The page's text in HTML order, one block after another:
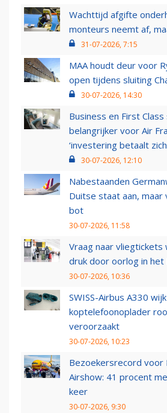
Wachttijd afgifte
monteurs neemt af,
31-07-2026, 7:15
MAA houdt deur voor
open tijdens sluiting
30-07-2026, 14:30
Business en First
belangrijker voor Air
‘investering betaalt zich
30-07-2026, 12:10
Nabestaanden
Duitse staat aan, maar
bot
30-07-2026, 11:58
Vraag naar
druk door oorlog in
30-07-2026, 10:36
SWISS-Airbus A330
koptelefoonoplader
veroorzaakt
30-07-2026, 10:23
Bezoekersrecord voor
Airshow: 41 procent
keer
30-07-2026, 9:30